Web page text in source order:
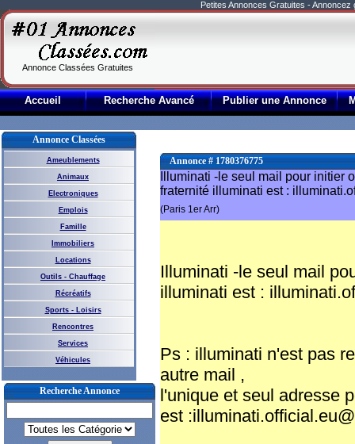
Petites Annonces Gratuites -
Annonce Classées Gratuites
Accueil Recherche Avancé Publier une Annonce
Annonce Classées
Ameublements
Animaux
Electroniques
Emplois
Famille
Immobiliers
Locations
Outils - Chauffage
Récréatifs
Sports - Loisirs
Rencontres
Services
Véhicules
Recherche Annonce
Annonce # 1780376775
Illuminati -le seul mail pour initier
fraternité illuminati est :
(Paris 1er Arr)
Illuminati -le seul mail
illuminati est :
Ps : illuminati n'est pas
autre mail ,
l'unique et seul adresse
est